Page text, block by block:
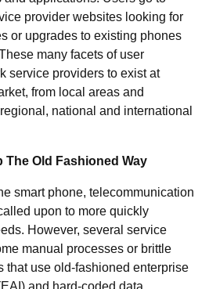
provider websites looking for
or upgrades to existing phones
many facets of user
service providers to exist at
from local areas and
national and international
Old Fashioned Way
smart phone, telecommunication
upon to more quickly
However, several service
manual processes or brittle
that use old-fashioned enterprise
and hard-coded data